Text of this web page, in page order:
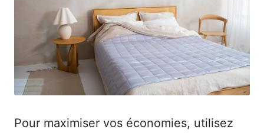
Pour maximiser vos économies, utilisez